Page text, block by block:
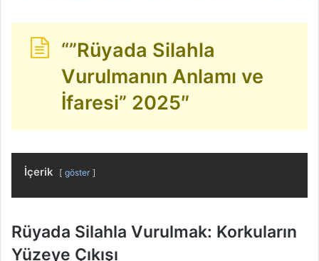
“”Rüyada Silahla
Vurulmanın Anlamı ve
İfaresi” 2025″
İçerik göster
Rüyada Silahla Vurulmak: Korkuların
Yüzeye Çıkışı